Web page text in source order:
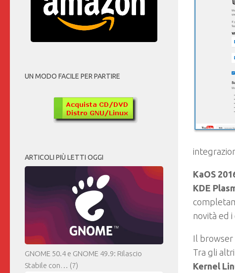
KaOS
KDE
novità ed
Il browser
Tra gli
Kernel
UN MODO FACILE PER PARTIRE
ARTICOLI PIÙ LETTI OGGI
GNOME 50.4 e GNOME 49.9: Rilascio
Stabile con… (7)